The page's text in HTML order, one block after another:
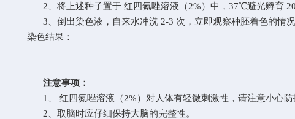
2、将上述种子置于 红四氮唑溶液（2%）中，37℃避光孵育
3、倒出染色液，自来水冲洗 2-3 次，立即观察种胚着色的情况
染色结果：
注意事项：
1、 红四氮唑溶液（2%）对人体有轻微刺激性，请注意小心防
2、取脑时应仔细保持大脑的完整性。